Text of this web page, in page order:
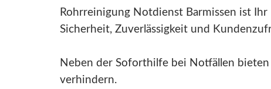
Rohrreinigung Notdienst Barmissen ist
Sicherheit, Zuverlässigkeit und
Neben der Soforthilfe bei Notfällen
verhindern.